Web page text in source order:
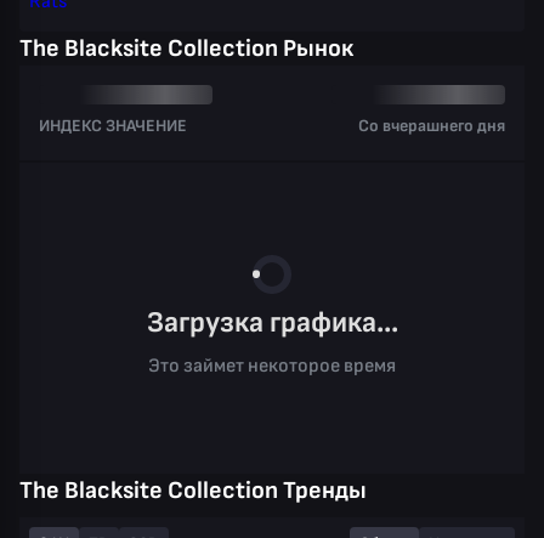
The Blacksite Collection Рынок
ИНДЕКС ЗНАЧЕНИЕ Со вчерашнего дня
Загрузка графика...
Это займет некоторое время
The Blacksite Collection Тренды